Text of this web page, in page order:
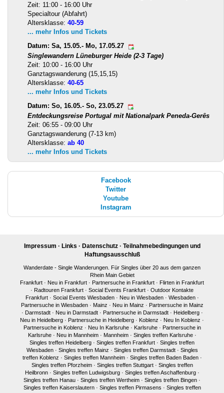
Zeit: 11:00 - 16:00 Uhr
Specialtour (Abfahrt)
Altersklasse: 40-59
... mehr Infos und Tickets
Datum: Sa, 15.05.- Mo, 17.05.27
Singlewandern Lüneburger Heide (2-3 Tage)
Zeit: 10:00 - 16:00 Uhr
Ganztagswanderung (15,15,15)
Altersklasse: 40-65
... mehr Infos und Tickets
Datum: So, 16.05.- So, 23.05.27
Entdeckungsreise Portugal mit Nationalpark Peneda-Gerês
Zeit: 06:55 - 09:00 Uhr
Ganztagswanderung (7-13 km)
Altersklasse: ab 40
... mehr Infos und Tickets
Facebook
Twitter
Youtube
Instagram
Impressum · Links · Datenschutz· Teilnahmebedingungen und
Haftungsausschluß
Wanderdate - Single Wanderungen. Für Singles über 20 aus dem ganzen
Rhein Main Gebiet
Frankfurt · Neu in Frankfurt · Partnersuche in Frankfurt · Flirten in Frankfurt
· Radtouren Frankfurt · Social Events Frankfurt · Outdoor Kontakte
Frankfurt· Social Events Wiesbaden· Neu in Wiesbaden· Wiesbaden·
Partnersuche in Wiesbaden· Mainz · Neu in Mainz · Partnersuche in Mainz
· Darmstadt· Neu in Darmstadt· Partnersuche in Darmstadt· Heidelberg·
Neu in Heidelberg · Partnersuche in Heidelberg · Koblenz · Neu In Koblenz ·
Partnersuche in Koblenz · Neu In Karlsruhe· Karlsruhe· Partnersuche in
Karlsruhe· Neu in Mannheim· Mannheim· Singles treffen Karlsruhe·
Singles treffen Heidelberg · Singles treffen Frankfurt · Singles treffen
Wiesbaden· Singles treffen Mainz · Singles treffen Darmstadt· Singles
treffen Koblenz · Singles treffen Mannheim· Singles treffen Baden Baden·
Singles treffen Pforzheim· Singles treffen Stuttgart· Singles treffen
Heilbronn· Singles treffen Ludwigsburg· Singles treffen Aschaffenburg·
Singles treffen Hanau · Singles treffen Wertheim · Singles treffen Bingen ·
Singles treffen Kaiserslautern· Singles treffen Pirmasens · Singles treffen